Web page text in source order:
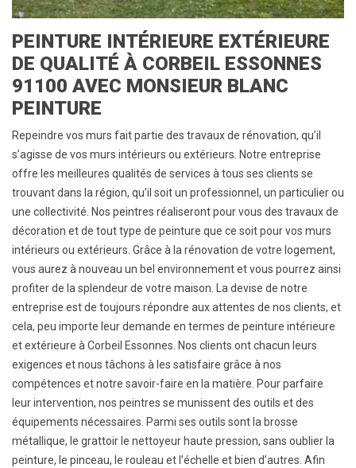
PEINTURE INTÉRIEURE EXTÉRIEURE
DE QUALITÉ À CORBEIL ESSONNES
91100 AVEC MONSIEUR BLANC
PEINTURE
Repeindre vos murs fait partie des travaux de rénovation, qu’il
s’agisse de vos murs intérieurs ou extérieurs. Notre entreprise
offre les meilleures qualités de services à tous ses clients se
trouvant dans la région, qu’il soit un professionnel, un particulier ou
une collectivité. Nos peintres réaliseront pour vous des travaux de
décoration et de tout type de peinture que ce soit pour vos murs
intérieurs ou extérieurs. Grâce à la rénovation de votre logement,
vous aurez à nouveau un bel environnement et vous pourrez ainsi
profiter de la splendeur de votre maison. La devise de notre
entreprise est de toujours répondre aux attentes de nos clients, et
cela, peu importe leur demande en termes de peinture intérieure
et extérieure à Corbeil Essonnes. Nos clients ont chacun leurs
exigences et nous tâchons à les satisfaire grâce à nos
compétences et notre savoir-faire en la matière. Pour parfaire
leur intervention, nos peintres se munissent des outils et des
équipements nécessaires. Parmi ses outils sont la brosse
métallique, le grattoir le nettoyeur haute pression, sans oublier la
peinture, le pinceau, le rouleau et l’échelle et bien d’autres. Afin